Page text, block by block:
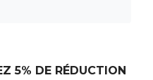
5% DE RÉDUCTION